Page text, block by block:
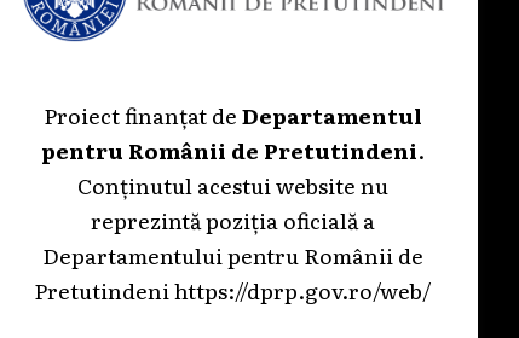
Proiect finanțat deDepartamentul
pentru Românii de Pretutindeni.
Conținutul acestui website nu
reprezintă poziția oficială a
Departamentului pentru Românii de
Pretutindenihttps://dprp.gov.ro/web/